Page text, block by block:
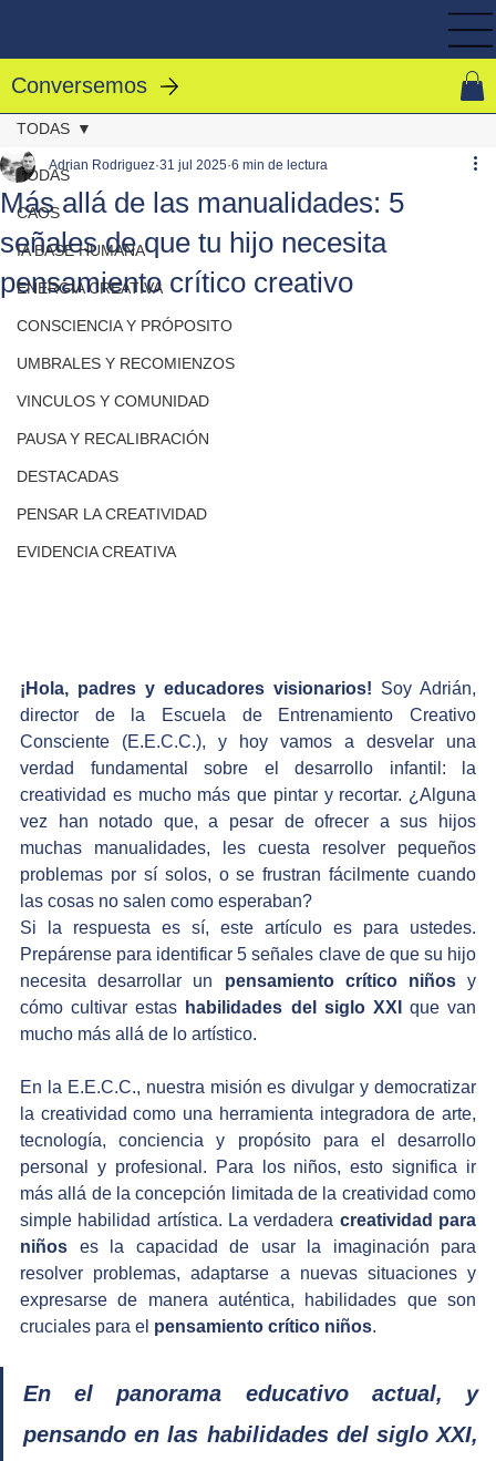
Conversemos
TODAS
CAOS
IA BASE HUMANA
ENERGIA CREATIVA
CONSCIENCIA Y PRÓPOSITO
UMBRALES Y RECOMIENZOS
VINCULOS Y COMUNIDAD
PAUSA Y RECALIBRACIÓN
DESTACADAS
PENSAR LA CREATIVIDAD
EVIDENCIA CREATIVA
TODAS
Más allá de las manualidades: 5
señales de que tu hijo necesita
pensamiento crítico creativo
Adrian Rodriguez 31 jul 2025 6 min de lectura
¡Hola, padres y educadores visionarios! Soy Adrián,
director de la Escuela de Entrenamiento Creativo
Consciente (E.E.C.C.), y hoy vamos a desvelar una
verdad fundamental sobre el desarrollo infantil: la
creatividad es mucho más que pintar y recortar. ¿Alguna
vez han notado que, a pesar de ofrecer a sus hijos
muchas manualidades, les cuesta resolver pequeños
problemas por sí solos, o se frustran fácilmente cuando
las cosas no salen como esperaban?
Si la respuesta es sí, este artículo es para ustedes.
Prepárense para identificar 5 señales clave de que su hijo
necesita desarrollar un pensamiento crítico niños y
cómo cultivar estas habilidades del siglo XXI
que van
mucho más allá de lo artístico.
En la E.E.C.C., nuestra misión es divulgar y democratizar
la creatividad como una herramienta integradora de arte,
tecnología, conciencia y propósito para el desarrollo
personal y profesional. Para los niños, esto significa ir
más allá de la concepción limitada de la creatividad como
simple habilidad artística. La verdadera creatividad para
niños es la capacidad de usar la imaginación para
resolver problemas, adaptarse a nuevas situaciones y
expresarse de manera auténtica, habilidades que son
cruciales para el pensamiento crítico niños.
En el panorama educativo actual, y
pensando en las habilidades del siglo XXI,